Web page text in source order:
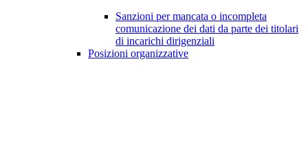
Sanzioni per mancata o incompleta
comunicazione dei dati da parte dei titolari
di incarichi dirigenziali
Posizioni organizzative